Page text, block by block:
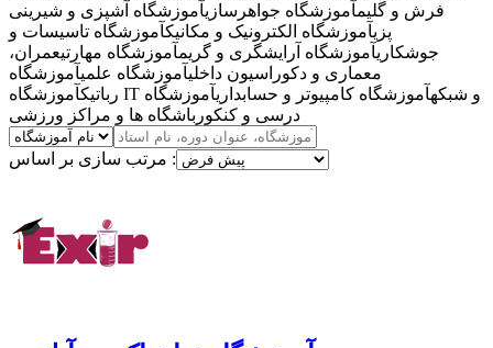
فرش و گلیمآموزشگاه جواهرسازیآموزشگاه آشپزی و شیرینی
پزیآموزشگاه الکترونیک و مکانیکآموزشگاه تاسیسات و
جوشکاریآموزشگاه آرایشگری و گریمآموزشگاه مهارتیعمران،
معماری و دکوراسیون داخلیآموزشگاه علمیآموزشگاه
رباتیک
آموزشگاه IT و شبکهآموزشگاه کامپیوتر و حسابداریآموزشگاه
درسی و کنکور باشگاه ها و مراکز ورزشی
مرتب سازی بر اساس :